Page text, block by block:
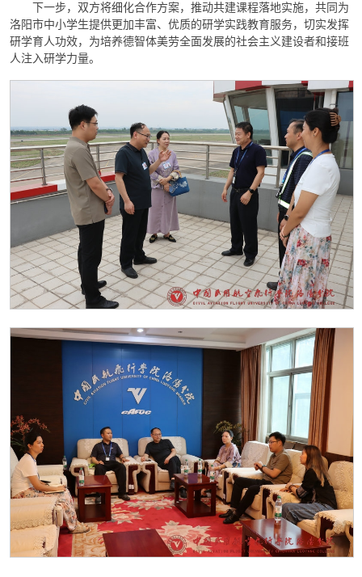
下一步，双方将细化合作方案，推动共建课程落地实施，共同为
洛阳市中小学生提供更加丰富、优质的研学实践教育服务，切实发挥
研学育人功效，为培养德智体美劳全面发展的社会主义建设者和接班
人注入研学力量。